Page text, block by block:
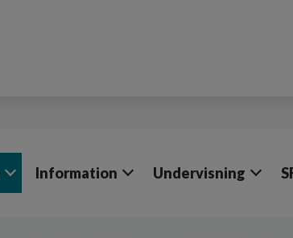
Information Undervisning